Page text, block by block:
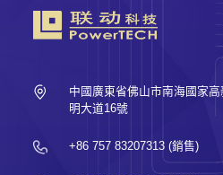
中國廣東省佛山市南海國家
明大道16號
+86 757 83207313 (銷售)